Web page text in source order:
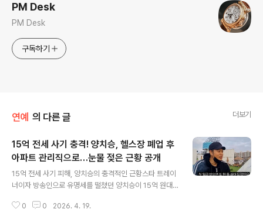
PM Desk
PM Desk
구독하기
연예 의 다른 글 더보기
15억 전세 사기 충격! 양치승, 헬스장 폐업 후
아파트 관리직으로…눈물 젖은 근황 공개
15억 전세 사기 피해, 양치승의 충격적인 근황스타 트레이
너이자 방송인으로 유명세를 떨쳤던 양치승이 15억 원대
고 있습니다. 이 여파로 운영하던 헬스장까지 폐업하는 아
0 0 2026. 4. 19.